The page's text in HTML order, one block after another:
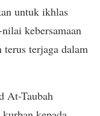
untuk ikhlas
kebersamaan
terjaga dalam
At-Taubah